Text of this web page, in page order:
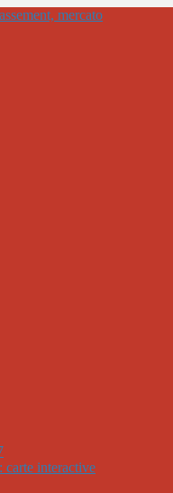
carte interactive